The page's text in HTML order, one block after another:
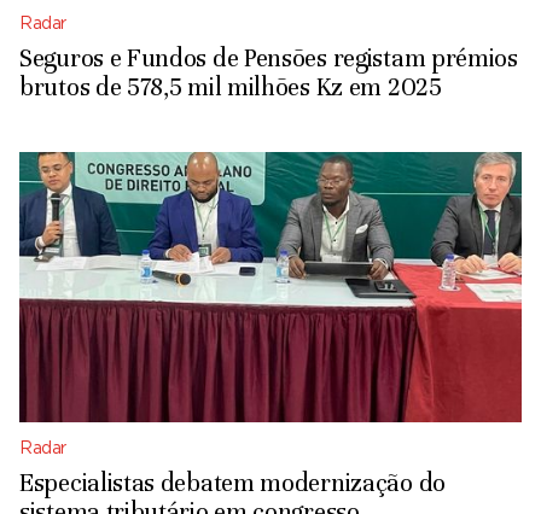
Radar
Seguros e Fundos de Pensões registam prémios
brutos de 578,5 mil milhões Kz em 2025
Radar
Especialistas debatem modernização do